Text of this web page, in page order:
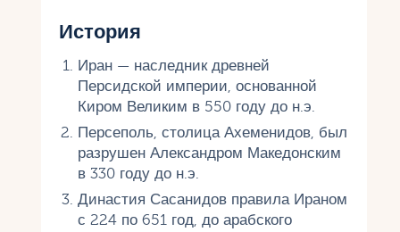
История
Иран — наследник древней
Персидской империи, основанной
Киром Великим в 550 году до н.э.
Персеполь, столица Ахеменидов, был
разрушен Александром Македонским
в 330 году до н.э.
Династия Сасанидов правила Ираном
с 224 по 651 год, до арабского